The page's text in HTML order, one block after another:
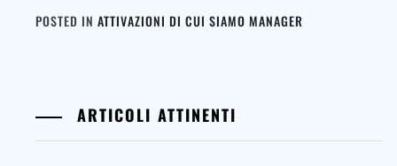
POSTED IN ATTIVAZIONI DI CUI SIAMO MANAGER
ARTICOLI ATTINENTI